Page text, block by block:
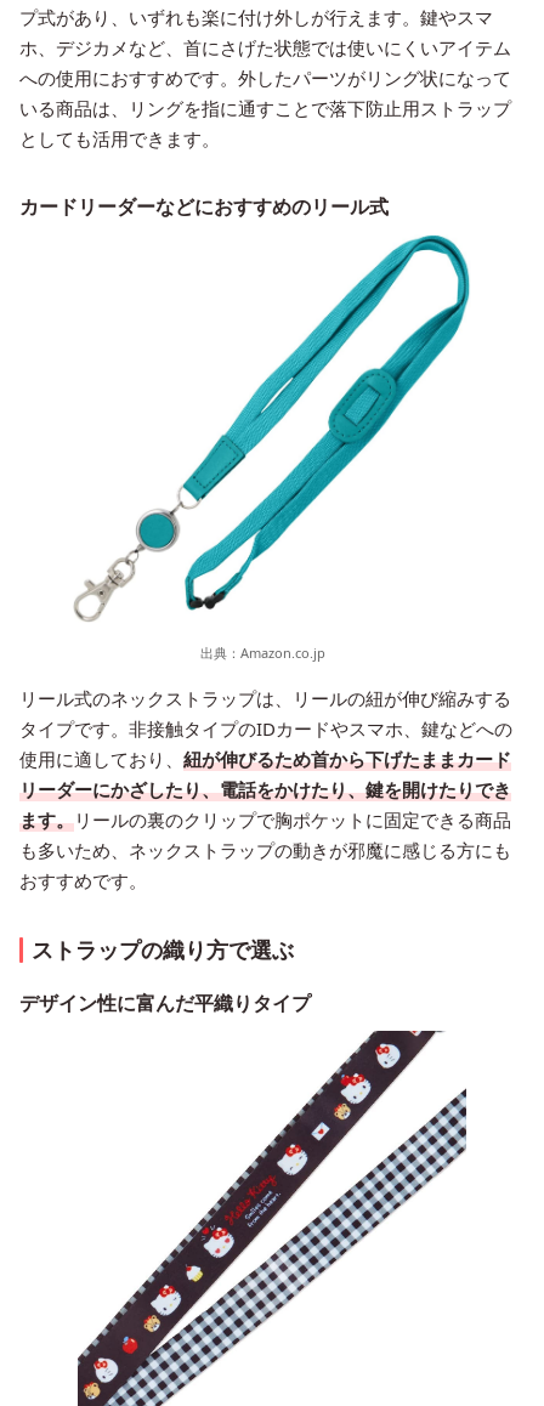
プ式があり、いずれも楽に付け外しが行えます。鍵やスマ
ホ、デジカメなど、首にさげた状態では使いにくいアイテム
への使用におすすめです。外したパーツがリング状になって
いる商品は、リングを指に通すことで落下防止用ストラップ
としても活用できます。
カードリーダーなどにおすすめのリール式
出典： Amazon.co.jp
リール式のネックストラップは、リールの紐が伸び縮みする
タイプです。非接触タイプのIDカードやスマホ、鍵などへの
使用に適しており、 紐が伸びるため首から下げたままカード
リーダーにかざしたり、電話をかけたり、鍵を開けたりでき
ます。リールの裏のクリップで胸ポケットに固定できる商品
も多いため、ネックストラップの動きが邪魔に感じる方にも
おすすめです。
ストラップの織り方で選ぶ
デザイン性に富んだ平織りタイプ